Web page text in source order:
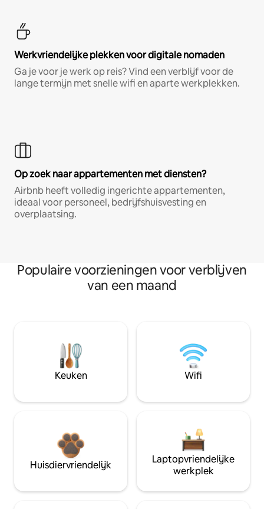
Werkvriendelijke plekken voor digitale nomaden
Ga je voor je werk op reis? Vind een verblijf voor de
lange termijn met snelle wifi en aparte werkplekken.
Op zoek naar appartementen met diensten?
Airbnb heeft volledig ingerichte appartementen,
ideaal voor personeel, bedrijfshuisvesting en
overplaatsing.
Populaire voorzieningen voor verblijven
van een maand
Keuken Wifi
Huisdiervriendelijk
Laptopvriendelijke
werkplek